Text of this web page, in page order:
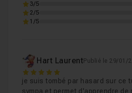
3/5
2/5
1/5
Hart Laurent Publié le 29/01/
5
je suis tombé par hasard sur ce
sympa et permet d'apprendre de